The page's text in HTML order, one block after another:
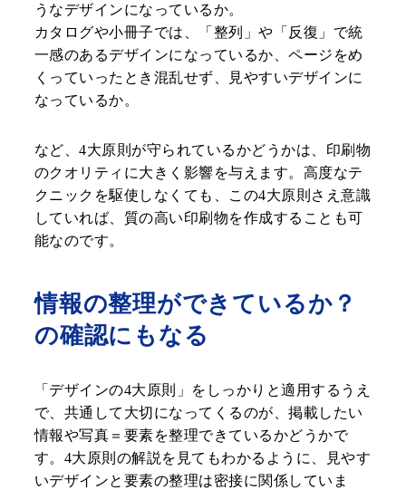
うなデザインになっているか。
カタログや小冊子では、「整列」や「反復」で統
一感のあるデザインになっているか、ページをめ
くっていったとき混乱せず、見やすいデザインに
なっているか。
など、4大原則が守られているかどうかは、印刷物
のクオリティに大きく影響を与えます。高度なテ
クニックを駆使しなくても、この4大原則さえ意識
していれば、質の高い印刷物を作成することも可
能なのです。
情報の整理ができているか？
の確認にもなる
「デザインの4大原則」をしっかりと適用するうえ
で、共通して大切になってくるのが、掲載したい
情報や写真＝要素を整理できているかどうかで
す。4大原則の解説を見てもわかるように、見やす
いデザインと要素の整理は密接に関係していま